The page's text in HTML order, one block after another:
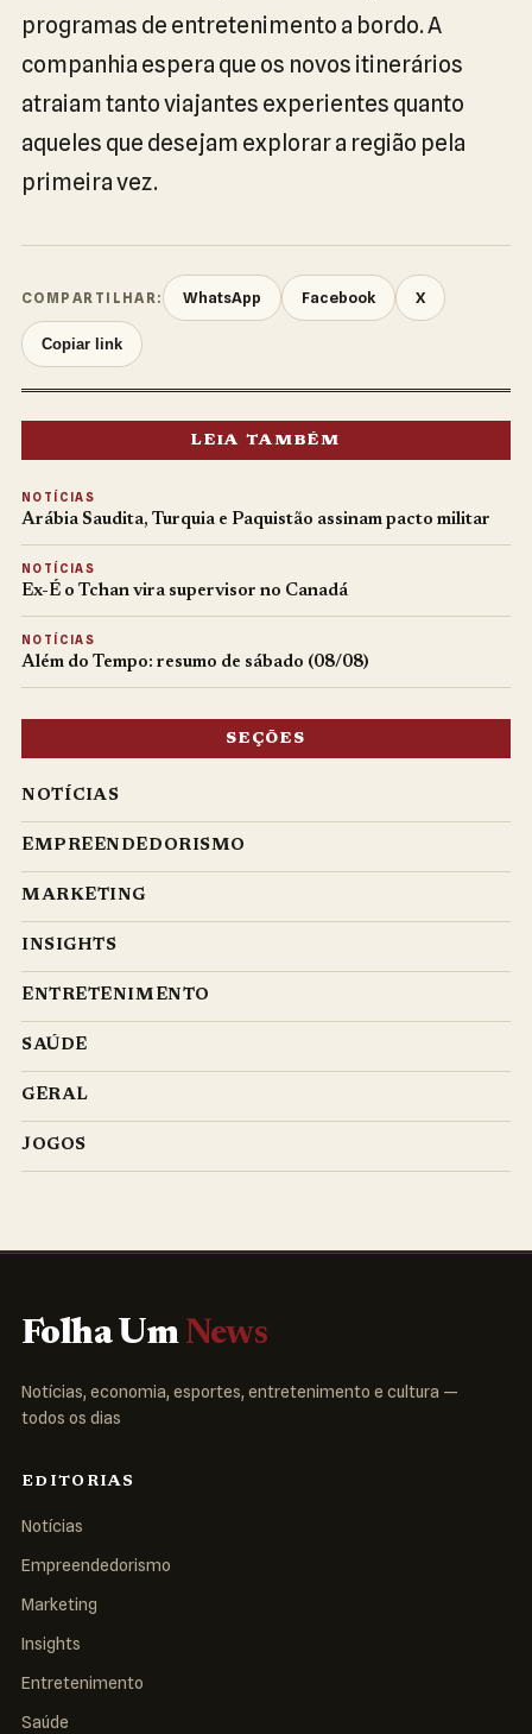
programas de entretenimento a bordo. A
companhia espera que os novos itinerários
atraiam tanto viajantes experientes quanto
aqueles que desejam explorar a região pela
primeira vez.
COMPARTILHAR: WhatsApp Facebook X
Copiar link
LEIA TAMBÉM
NOTÍCIAS
Arábia Saudita, Turquia e Paquistão assinam pacto militar
NOTÍCIAS
Ex-É o Tchan vira supervisor no Canadá
NOTÍCIAS
Além do Tempo: resumo de sábado (08/08)
SEÇÕES
NOTÍCIAS
EMPREENDEDORISMO
MARKETING
INSIGHTS
ENTRETENIMENTO
SAÚDE
GERAL
JOGOS
Folha Um News
Notícias, economia, esportes, entretenimento e cultura —
todos os dias
EDITORIAS
Notícias
Empreendedorismo
Marketing
Insights
Entretenimento
Saúde